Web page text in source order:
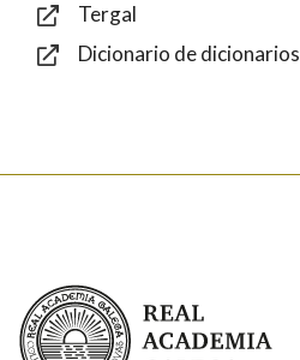
Tergal
Dicionario de dicionarios
Real Academia Galega